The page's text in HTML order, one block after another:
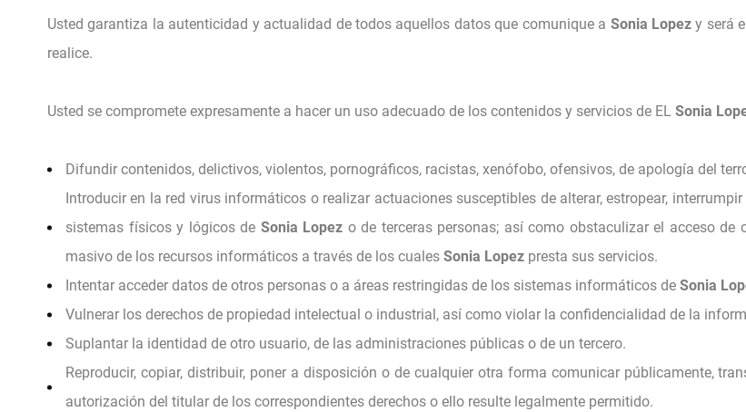
Usted garantiza la autenticidad y actualidad de todos aquellos datos que comunique a Sonia Lopezy será
realice.
Usted se compromete expresamente a hacer un uso adecuado de los contenidos y servicios de EL Sonia
Difundir contenidos, delictivos, violentos, pornográficos, racistas, xenófobo, ofensivos, de apología del
Introducir en la red virus informáticos o realizar actuaciones susceptibles de alterar, estropear,
sistemas físicos y lógicos de Sonia Lopez o de terceras personas; así como obstaculizar el acceso
masivo de los recursos informáticos a través de los cuales Sonia Lopez presta sus servicios.
Intentar acceder datos de otros personas o a áreas restringidas de los sistemas informáticos de Sonia
Vulnerar los derechos de propiedad intelectual o industrial, así como violar la confidencialidad de la
Suplantar la identidad de otro usuario, de las administraciones públicas o de un tercero.
Reproducir, copiar, distribuir, poner a disposición o de cualquier otra forma comunicar públicamente,
autorización del titular de los correspondientes derechos o ello resulte legalmente permitido.